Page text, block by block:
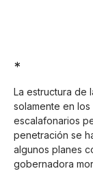
*
La estructura de
solamente en
escalafonarios
penetración se
algunos planes
gobernadora